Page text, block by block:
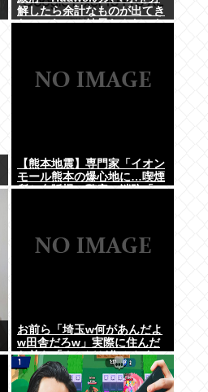
解したら余計なものが出てき
た」これって結局なんだった
【熊本地震】専門家「イオン
モール熊本の爆心地に…喫煙
所と自販機」警察・消防「」
お前ら「埼玉w何があんだよ
w田舎だろw」実際に住んだ
お前ら「クソほど住みやすい
困ることねえじゃん」